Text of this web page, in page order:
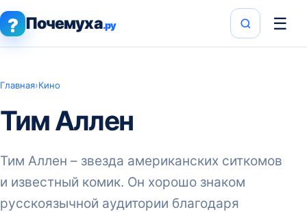
? Почемуха.ру ☰
Главная›Кино
Тим Аллен
Тим Аллен – звезда американских ситкомов
и известный комик. Он хорошо знаком
русскоязычной аудитории благодаря